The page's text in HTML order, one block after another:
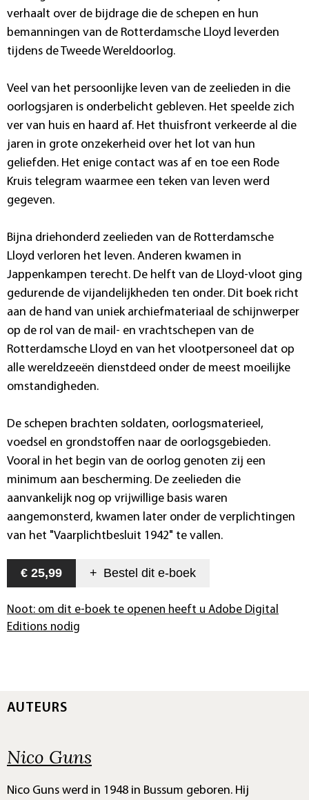
verhaalt over de bijdrage die de schepen en hun
bemanningen van de Rotterdamsche Lloyd leverden
tijdens de Tweede Wereldoorlog.
Veel van het persoonlijke leven van de zeelieden in die
oorlogsjaren is onderbelicht gebleven. Het speelde zich
ver van huis en haard af. Het thuisfront verkeerde al die
jaren in grote onzekerheid over het lot van hun
geliefden. Het enige contact was af en toe een Rode
Kruis telegram waarmee een teken van leven werd
gegeven.
Bijna driehonderd zeelieden van de Rotterdamsche
Lloyd verloren het leven. Anderen kwamen in
Jappenkampen terecht. De helft van de Lloyd-vloot ging
gedurende de vijandelijkheden ten onder. Dit boek richt
aan de hand van uniek archiefmateriaal de schijnwerper
op de rol van de mail- en vrachtschepen van de
Rotterdamsche Lloyd en van het vlootpersoneel dat op
alle wereldzeeën dienstdeed onder de meest moeilijke
omstandigheden.
De schepen brachten soldaten, oorlogsmaterieel,
voedsel en grondstoffen naar de oorlogsgebieden.
Vooral in het begin van de oorlog genoten zij een
minimum aan bescherming. De zeelieden die
aanvankelijk nog op vrijwillige basis waren
aangemonsterd, kwamen later onder de verplichtingen
van het "Vaarplichtbesluit 1942" te vallen.
€ 25,99 + Bestel dit e-boek
Noot: om dit e-boek te openen heeft u Adobe Digital
Editions nodig
AUTEURS
Nico Guns
Nico Guns werd in 1948 in Bussum geboren. Hij